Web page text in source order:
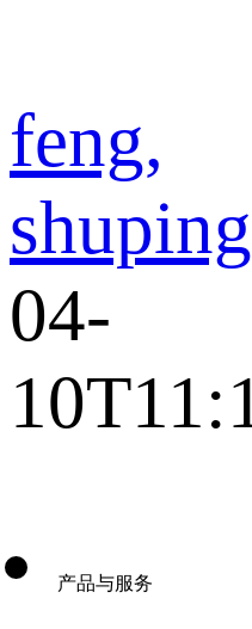
feng,
shuping
04-
产品与服务